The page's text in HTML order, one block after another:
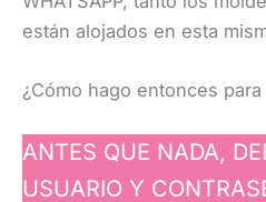
están alojados en esta
¿Cómo hago entonces
ANTES QUE NADA,
USUARIO Y